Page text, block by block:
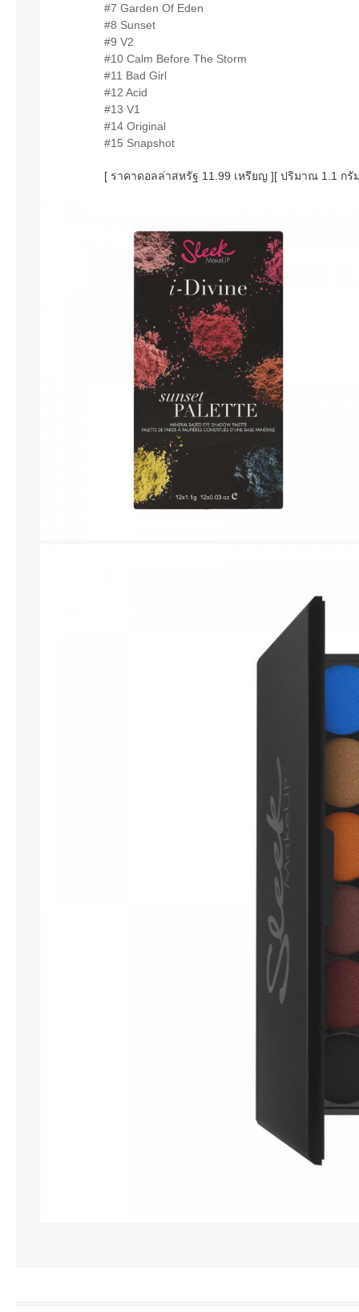
#7 Garden Of Eden
#8 Sunset
#9 V2
#10 Calm Before The Storm
#11 Bad Girl
#12 Acid
#13 V1
#14 Original
#15 Snapshot
[ ราคาดอลล่าสหรัฐ 11.99 เหรียญ ][ ปริมาณ 1.1 กรั